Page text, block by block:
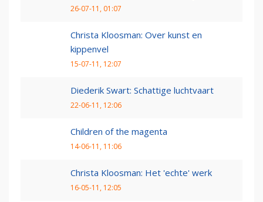
26-07-11, 01:07
Christa Kloosman: Over kunst en
kippenvel
15-07-11, 12:07
Diederik Swart: Schattige luchtvaart
22-06-11, 12:06
Children of the magenta
14-06-11, 11:06
Christa Kloosman: Het 'echte' werk
16-05-11, 12:05